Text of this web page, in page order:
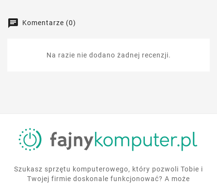
Komentarze (0)
Na razie nie dodano żadnej recenzji.
Szukasz sprzętu komputerowego, który pozwoli Tobie i
Twojej firmie doskonale funkcjonować? A może